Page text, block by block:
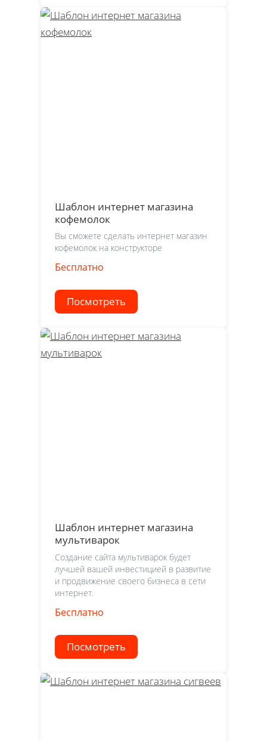
Шаблон интернет магазина
кофемолок
Вы сможете сделать интернет магазин
кофемолок на конструкторе
Бесплатно
Посмотреть
Шаблон интернет магазина
мультиварок
Создание сайта мультиварок будет
лучшей вашей инвестицией в развитие
и продвижение своего бизнеса в сети
интернет.
Бесплатно
Посмотреть